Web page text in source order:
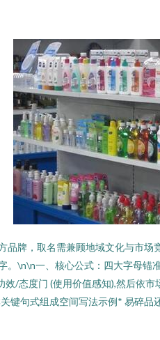
牌，取名需兼顾地域文化与市
。\n\n一、核心公式：四大字母锚
/态度门 (使用价值感知),然后依
句式组成空间写法示例* 易碎品